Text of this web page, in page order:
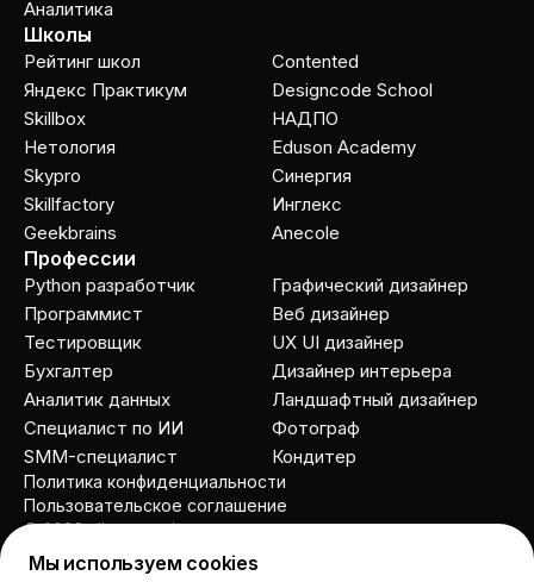
Аналитика
Школы
Рейтинг школ
Яндекс Практикум
Skillbox
Нетология
Skypro
Skillfactory
Geekbrains
Contented
Designcode School
НАДПО
Eduson Academy
Cинергия
Инглекс
Anecole
Профессии
Python разработчик
Программист
Тестировщик
Бухгалтер
Аналитик данных
Специалист по ИИ
SMM-специалист
Графический дизайнер
Веб дизайнер
UX UI дизайнер
Дизайнер интерьера
Ландшафтный дизайнер
Фотограф
Кондитер
© 2026 allcourses.io
Пользовательское соглашение
Политика конфиденциальности
Мы используем cookies